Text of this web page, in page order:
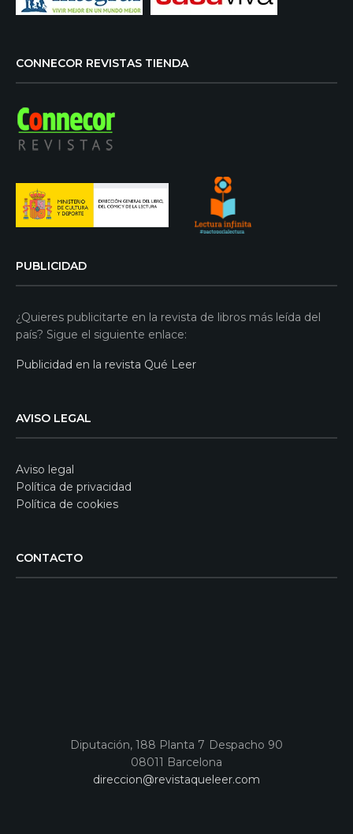
CONNECOR REVISTAS TIENDA
PUBLICIDAD
¿Quieres publicitarte en la revista de libros más leída del
país? Sigue el siguiente enlace:
Publicidad en la revista Qué Leer
AVISO LEGAL
Aviso legal
Política de privacidad
Política de cookies
CONTACTO
Diputación, 188 Planta 7 Despacho 90
08011 Barcelona
direccion@revistaqueleer.com